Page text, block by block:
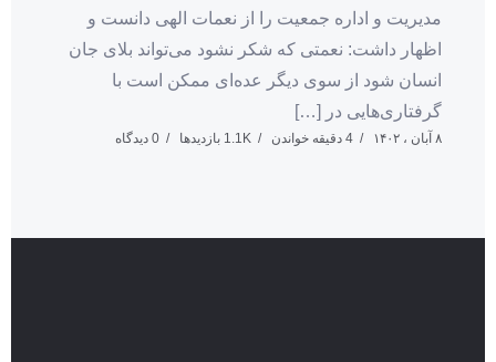
مدیریت و اداره جمعیت را از نعمات الهی دانست و
اظهار داشت: نعمتی که شکر نشود می‌تواند بلای جان
انسان شود از سوی دیگر عده‌ای ممکن است با
گرفتاری‌هایی در […]
۸ آبان ، ۱۴۰۲ 4 دقیقه خواندن 1.1K بازدیدها 0 دیدگاه